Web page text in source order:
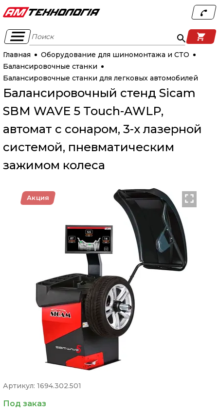
Поиск
Главная
Оборудование для шиномонтажа и СТО
Балансировочные станки
Балансировочные станки для легковых автомобилей
Балансировочный стенд Sicam
SBM WAVE 5 Touch-AWLP,
автомат с сонаром, 3-х лазерной
системой, пневматическим
зажимом колеса
Акция
Артикул: 1694.302.501
Под заказ